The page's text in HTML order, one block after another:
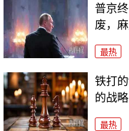
普京
废，
最热
铁打
的战略
最热